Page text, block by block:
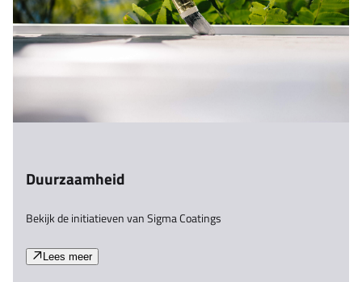
Duurzaamheid
Bekijk de initiatieven van Sigma Coatings
Lees meer